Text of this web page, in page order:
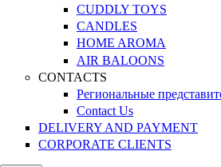
CUDDLY TOYS
CANDLES
HOME AROMA
AIR BALOONS
CONTACTS
Региональные
Contact Us
DELIVERY AND PAYMENT
CORPORATE CLIENTS